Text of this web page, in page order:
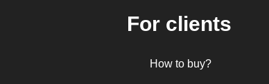
For clients
How to buy?